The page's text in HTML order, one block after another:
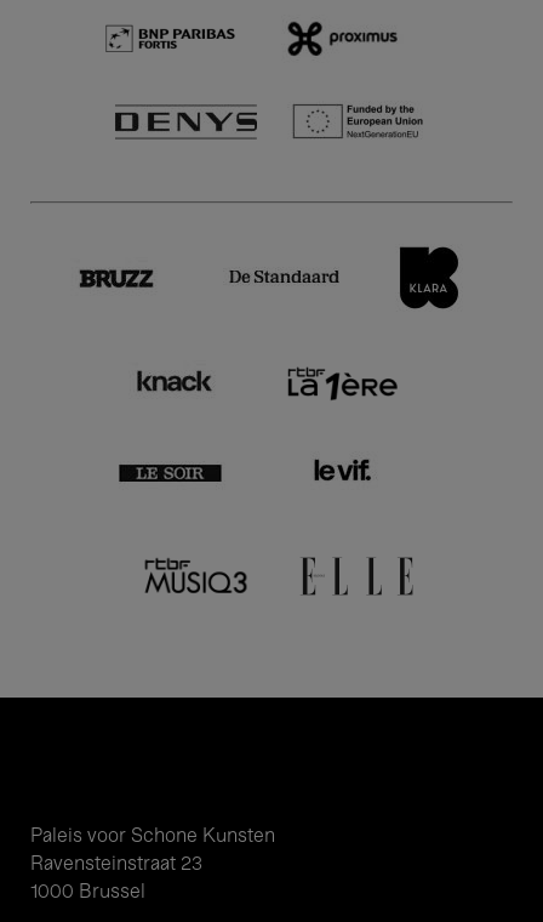
Paleis voor Schone Kunsten
Ravensteinstraat 23
1000 Brussel